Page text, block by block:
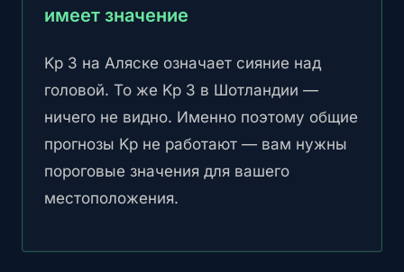
имеет значение
Kp 3 на Аляске означает сияние над
головой. То же Kp 3 в Шотландии —
ничего не видно. Именно поэтому общие
прогнозы Kp не работают — вам нужны
пороговые значения для вашего
местоположения.